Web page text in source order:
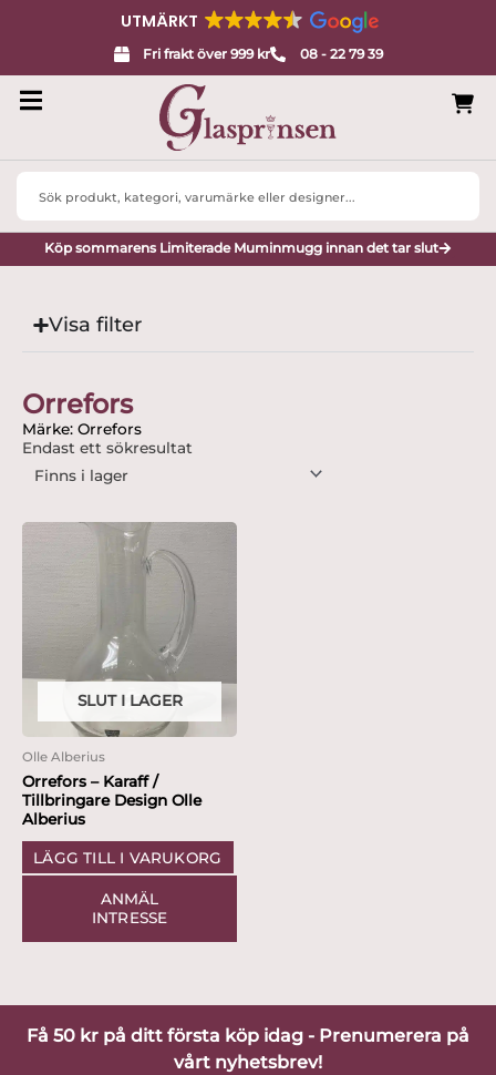
UTMÄRKT
Fri frakt över 999 kr 08 - 22 79 39
Search
Köp sommarens Limiterade Muminmugg innan det tar slut
Visa filter
Orrefors
Märke: Orrefors
Endast ett sökresultat
SLUT I LAGER
Olle Alberius
Orrefors – Karaff /
Tillbringare Design Olle
Alberius
LÄGG TILL I VARUKORG
ANMÄL
INTRESSE
Få 50 kr på ditt första köp idag - Prenumerera på
vårt nyhetsbrev!